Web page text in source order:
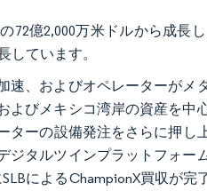
億2,000万米ドルから成長
しています。
、およびオペレーターがメ
びメキシコ湾岸の資産を中
ーの設備発注をさらに押し
タルツインプラットフォー
によるChampionX買収が